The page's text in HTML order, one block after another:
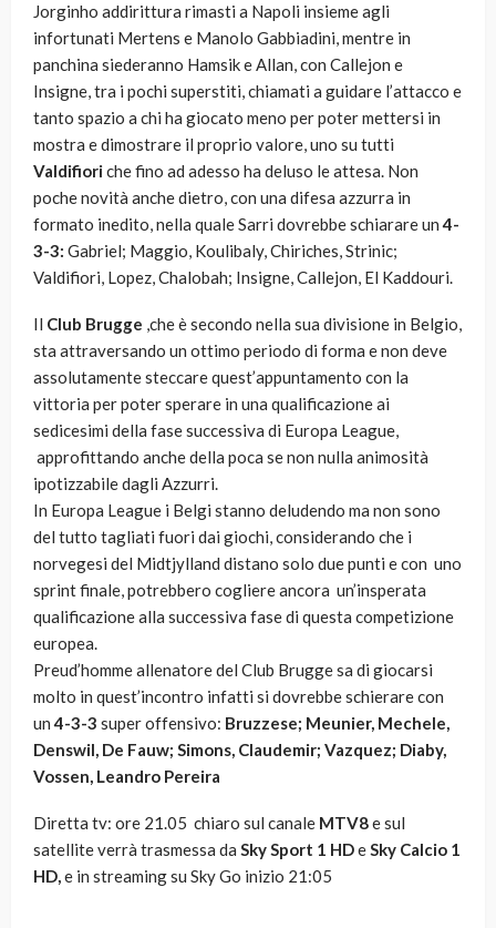
Jorginho addirittura rimasti a Napoli insieme agli
infortunati Mertens e Manolo Gabbiadini, mentre in
panchina siederanno Hamsik e Allan, con Callejon e
Insigne, tra i pochi superstiti, chiamati a guidare l’attacco e
tanto spazio a chi ha giocato meno per poter mettersi in
mostra e dimostrare il proprio valore, uno su tutti
Valdifioriche fino ad adesso ha deluso le attesa. Non
poche novità anche dietro, con una difesa azzurra in
formato inedito, nella quale Sarri dovrebbe schiarare un4-
3-3: Gabriel; Maggio, Koulibaly, Chiriches, Strinic;
Valdifiori, Lopez, Chalobah; Insigne, Callejon, El Kaddouri.
Il Club Brugge ,che è secondo nella sua divisione in Belgio,
sta attraversando un ottimo periodo di forma e non deve
assolutamente steccare quest’appuntamento con la
vittoria per poter sperare in una qualificazione ai
sedicesimi della fase successiva di Europa League,
approfittando anche della poca se non nulla animosità
ipotizzabile dagli Azzurri.
In Europa League i Belgi stanno deludendo ma non sono
del tutto tagliati fuori dai giochi, considerando che i
norvegesi del Midtjylland distano solo due punti e con uno
sprint finale, potrebbero cogliere ancora un’insperata
qualificazione alla successiva fase di questa competizione
europea.
Preud’homme allenatore del Club Brugge sa di giocarsi
molto in quest’incontro infatti si dovrebbe schierare con
un4-3-3 super offensivo: Bruzzese; Meunier, Mechele,
Denswil, De Fauw; Simons, Claudemir; Vazquez; Diaby,
Vossen, Leandro Pereira
Diretta tv: ore 21.05 chiaro sul canale MTV8e sul
satellite verrà trasmessa da Sky Sport 1 HDeSky Calcio 1
HD,e in streaming su Sky Go inizio 21:05